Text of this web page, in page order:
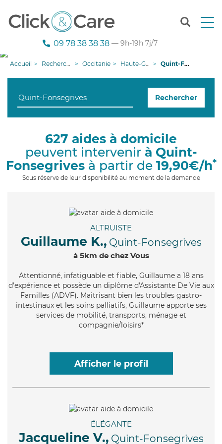
T
n
g
o
n
09 78 38 38 38 — 9h-19h 7j/7
Accueil Recherche aide à domicile Occitanie Haute-Garonne Quint-Fonsegrives
Rechercher
627 aides à domicile
peuvent intervenir à Quint-
Fonsegrivesà partir de 19,90€/h*
Sous réserve de leur disponibilité au moment de la demande
ALTRUISTE
Guillaume K., Quint-Fonsegrives
à 5km de chez Vous
Attentionné, infatiguable et fiable, Guillaume a 18 ans
d'expérience et possède un diplôme d'Assistante De Vie aux
Familles (ADVF). Maitrisant bien les troubles gastro-
intestinaux et les soins palliatifs, Guillaume apporte ses
services de mobilité, transports, ménage et
compagnie/loisirs*
Afficher le profil
ÉLÉGANTE
Jacqueline V., Quint-Fonsegrives